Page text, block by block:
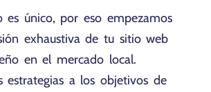
es único, por eso empezamos
exhaustiva de tu sitio web
en el mercado local.
estrategias a los objetivos de